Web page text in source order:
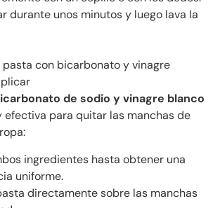
durante unos minutos y luego lava la
pasta con bicarbonato y vinagre
de sodio y vinagre blanco
efectiva para quitar las manchas de
ingredientes hasta obtener una
uniforme.
directamente sobre las manchas